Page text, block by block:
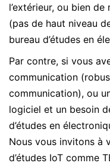
l’extérieur, ou bien
(pas de haut niveau
bureau d’études en
Par contre, si vous
communication
communication), ou
logiciel et un besoin
d’études en
Nous vous invitons à
d’études IoT comme